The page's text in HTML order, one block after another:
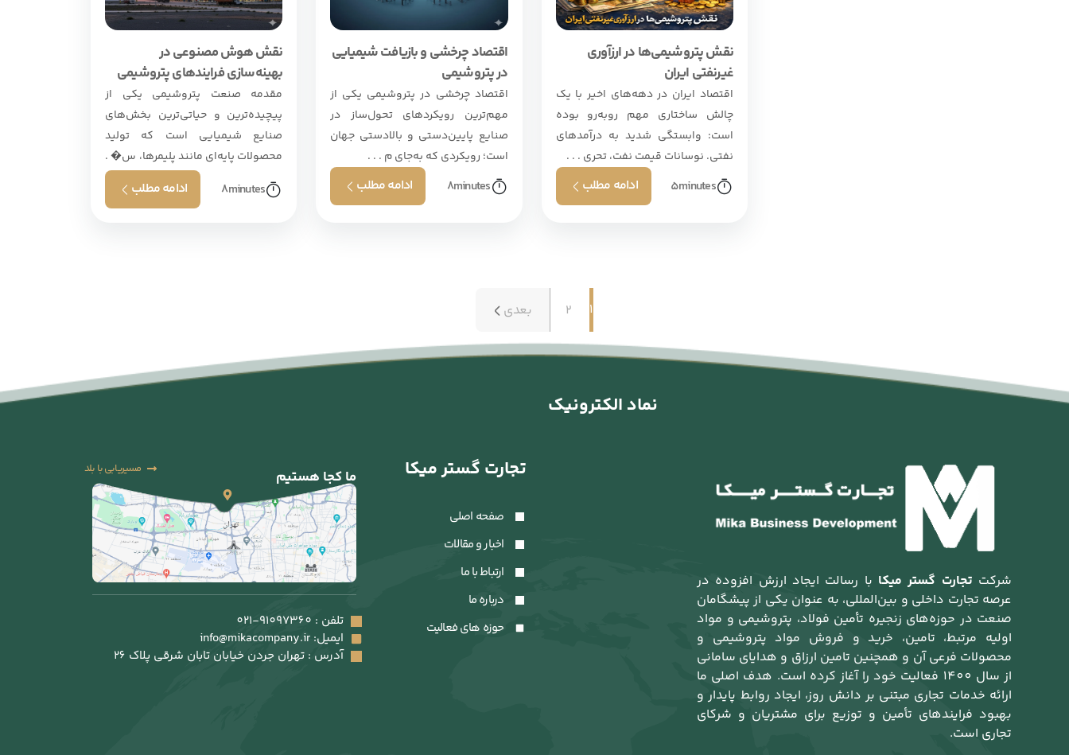
نقش پتروشیمی‌ها در ارزآوری
غیرنفتی ایران
اقتصاد ایران در دهه‌های اخیر با یک
چالش ساختاری مهم روبه‌رو بوده
است: وابستگی شدید به درآمدهای
نفتی. نوسانات قیمت نفت، تحری . . .
5minutes ادامه مطلب
اقتصاد چرخشی و بازیافت شیمیایی
در پتروشیمی
اقتصاد چرخشی در پتروشیمی یکی از
مهم‌ترین رویکردهای تحول‌ساز در
صنایع پایین‌دستی و بالادستی جهان
است؛ رویکردی که به‌جای م . . .
8minutes ادامه مطلب
نقش هوش مصنوعی در
بهینه‌سازی فرایندهای پتروشیمی
مقدمه صنعت پتروشیمی یکی از
پیچیده‌ترین و حیاتی‌ترین بخش‌های
صنایع شیمیایی است که تولید
محصولات پایه‌ای مانند پلیمرها، س� .
. .
8minutes ادامه مطلب
1
2 بعدی
شرکت تجارت گستر میکا با رسالت ایجاد ارزش افزوده در
عرصه تجارت داخلی و بین‌المللی، به عنوان یکی از پیشگامان
صنعت در حوزه‌های زنجیره تأمین فولاد، پتروشیمی و مواد
اولیه مرتبط، تامین، خرید و فروش مواد پتروشیمی و
محصولات فرعی آن و همچنین تامین ارزاق و هدایای سامانی
از سال 1400 فعالیت خود را آغاز کرده است. هدف اصلی ما
ارائه خدمات تجاری مبتنی بر دانش روز، ایجاد روابط پایدار و
بهبود فرایندهای تأمین و توزیع برای مشتریان و شرکای
تجاری است.
نماد الکترونیک
تجارت گستر میکا
صفحه اصلی
اخبار و مقالات
ارتباط با ما
درباره ما
حوزه های فعالیت
ما کجا هستیم مسیریابی با بلد
تلفن : 91097360-021
ایمیل: info@mikacompany.ir
آدرس : تهران جردن خیابان تابان شرقی پلاک 26